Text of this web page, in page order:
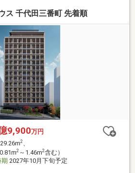
ス 千代田三番町 先着順
9,900万円
2、
2 ～1.46m2含む）
期 2027年10月下旬予定